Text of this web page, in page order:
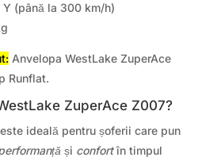
Y (până la 300 km/h)
Anvelopa WestLake ZuperAce
Runflat.
ZuperAce Z007?
ideală pentru șoferii care pun
și confortîn timpul